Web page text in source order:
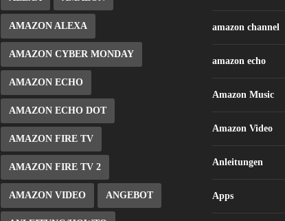
AMAZON ALEXA
AMAZON CYBER MONDAY
AMAZON ECHO
AMAZON ECHO DOT
AMAZON FIRE TV
AMAZON FIRE TV 2
AMAZON VIDEO ANGEBOT
amazon channel
amazon echo
Amazon Music
Amazon Video
Anleitungen
Apps